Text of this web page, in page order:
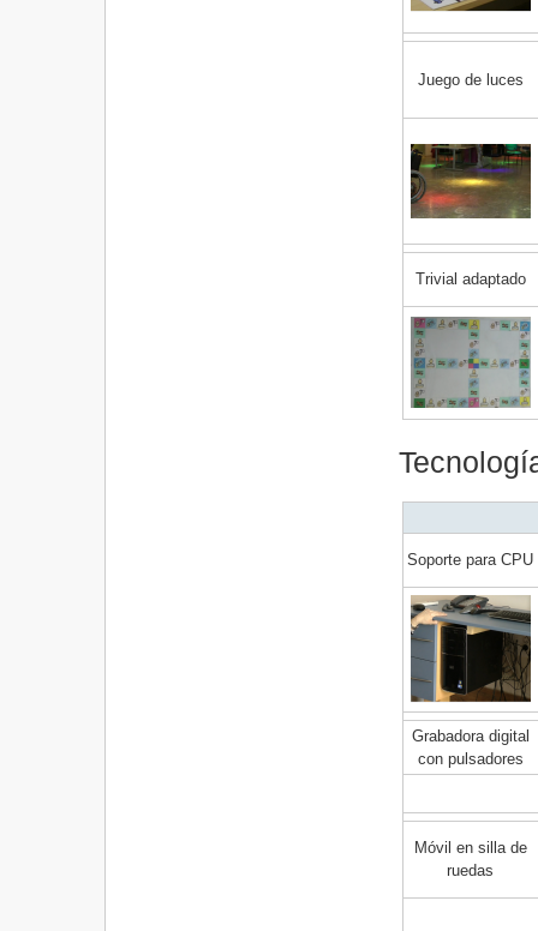
Juego de luces
Trivial adaptado
Soporte para CPU
Grabadora digital
con pulsadores
Móvil en silla de
ruedas